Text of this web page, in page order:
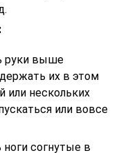
руки выше
их в этом
или нескольких
или вовсе
ноги согнутые в